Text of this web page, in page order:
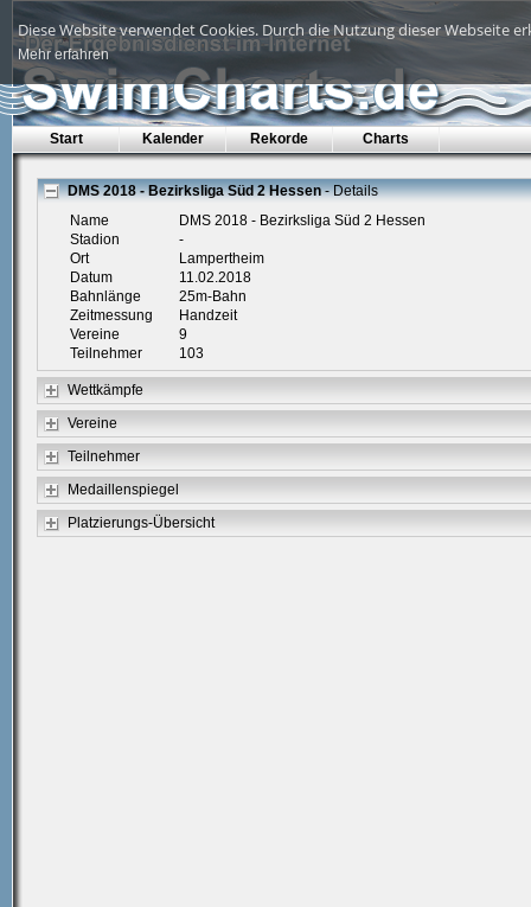
Diese Website verwendet Cookies. Durch die Nutzung dieser Webseite
Mehr erfahren
Start Kalender Rekorde Charts
DMS 2018 - Bezirksliga Süd 2 Hessen- Details
Name
DMS 2018 - Bezirksliga Süd 2 Hessen
Stadion
-
Ort
Lampertheim
Datum
11.02.2018
Bahnlänge
25m-Bahn
Zeitmessung
Handzeit
Vereine
9
Teilnehmer
103
Wettkämpfe
Vereine
Teilnehmer
Medaillenspiegel
Platzierungs-Übersicht